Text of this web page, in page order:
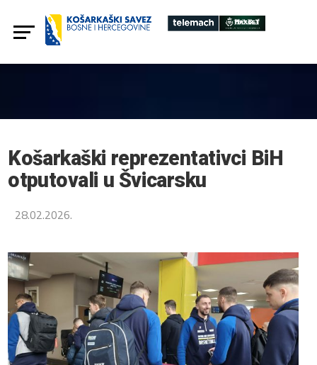
Košarkaški reprezentativci BiH
otputovali u Švicarsku
28.02.2026.